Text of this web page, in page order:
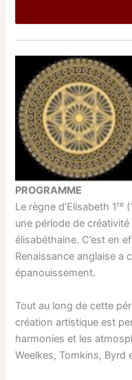
PROGRAMME
Le règne d’Elisabeth 1 re
une période de
élisabéthaine. C’est en
Renaissance anglaise a
épanouissement.
Tout au long de cette
création artistique est
harmonies et les
Weelkes, Tomkins, Byrd